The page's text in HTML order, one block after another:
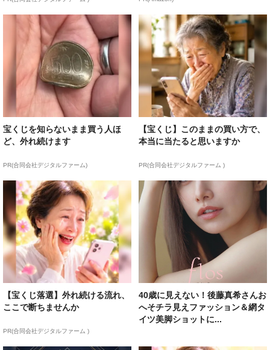
宝くじを知らないまま買う人ほ
ど、外れ続けます
PR(合同会社デジタルファーム)
【宝くじ】このままの買い方で、
本当に当たると思いますか
PR(合同会社デジタルファーム )
【宝くじ落選】外れ続ける流れ、
ここで断ちませんか
PR(合同会社デジタルファーム )
40歳に見えない！後藤真希さんお
へそチラ見えファッション＆網タ
イツ美脚ショットに...